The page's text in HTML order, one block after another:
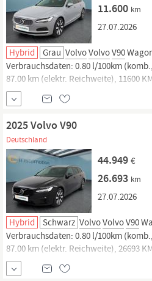
11.600 km
27.07.2026
Hybrid Grau VolvoVolvoV90
Verbrauchsdaten: 0.80 l/100km
87.00 km (elektr. Reichweite), 11600
und. Jetzt bei instamotion online
Nur geprüfte Fahrzeuge mit Garantie,
2025 Volvo V90
Deutschland
44.949 €
26.693 km
27.07.2026
Hybrid Schwarz VolvoVolvoV90
Verbrauchsdaten: 0.80 l/100km
87.00 km (elektr. Reichweite), 26693
und. Jetzt bei instamotion online
Nur geprüfte Fahrzeuge mit Garantie,